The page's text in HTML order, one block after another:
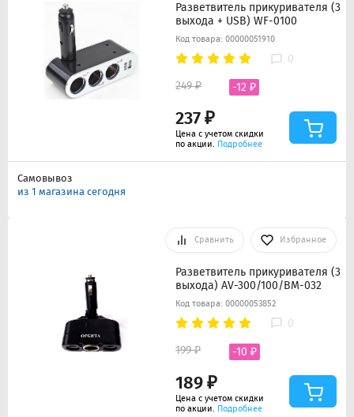
Разветвитель прикуривателя (3
выхода + USB) WF-0100
Код товара: 00000051910
0
237 ₽
249 ₽ -12 ₽
Цена с учетом скидки
по акции. Подробнее
Самовывоз
из 1 магазина сегодня
Сравнить Избранное
Разветвитель прикуривателя (3
выхода) AV-300/100/BM-032
Код товара: 00000053852
0
189 ₽
199 ₽ -10 ₽
Цена с учетом скидки
по акции. Подробнее